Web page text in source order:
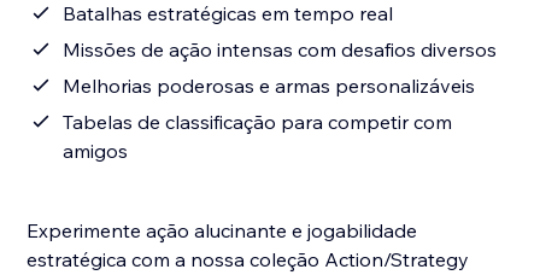
Batalhas estratégicas em tempo real
Missões de ação intensas com desafios diversos
Melhorias poderosas e armas personalizáveis
Tabelas de classificação para competir com
amigos
Experimente ação alucinante e jogabilidade
estratégica com a nossa coleção Action/Strategy